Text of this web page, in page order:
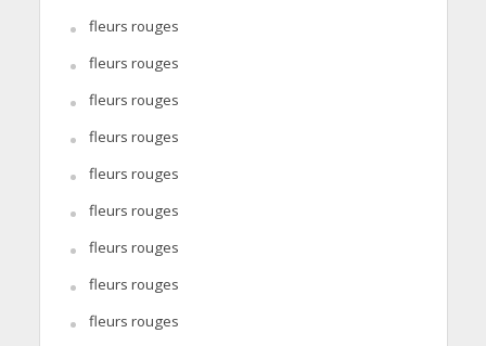
fleurs rouges
fleurs rouges
fleurs rouges
fleurs rouges
fleurs rouges
fleurs rouges
fleurs rouges
fleurs rouges
fleurs rouges